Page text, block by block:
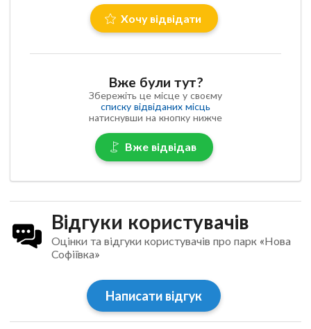
Хочу відвідати
Вже були тут?
Збережіть це місце у своєму
списку відвіданих місць
натиснувши на кнопку нижче
Вже відвідав
Відгуки користувачів
Оцінки та відгуки користувачів про парк «Нова
Софіївка»
Написати відгук